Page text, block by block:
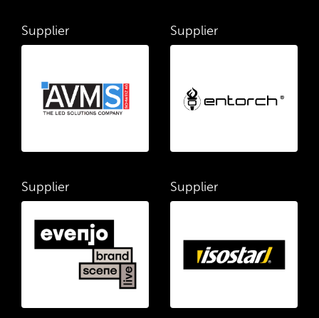
Supplier Supplier
Supplier Supplier